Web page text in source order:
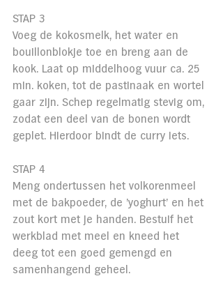
STAP 3
Voeg de kokosmelk, het water en
bouillonblokje toe en breng aan de
kook. Laat op middelhoog vuur ca. 25
min. koken, tot de pastinaak en wortel
gaar zijn. Schep regelmatig stevig om,
zodat een deel van de bonen wordt
geplet. Hierdoor bindt de curry iets.
STAP 4
Meng ondertussen het volkorenmeel
met de bakpoeder, de 'yoghurt' en het
zout kort met je handen. Bestuif het
werkblad met meel en kneed het
deeg tot een goed gemengd en
samenhangend geheel.